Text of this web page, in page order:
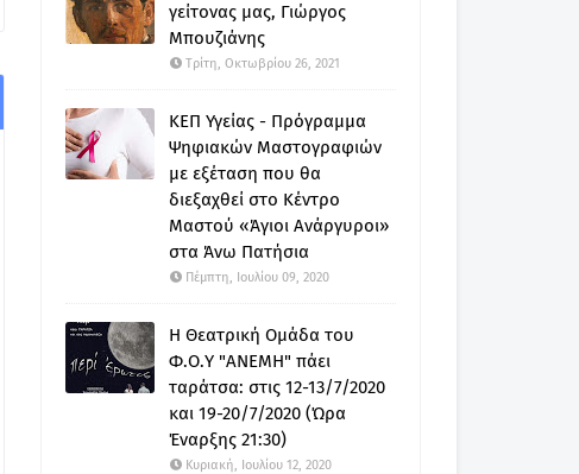
γείτονας μας, Γιώργος
Μπουζιάνης
Τρίτη, Οκτωβρίου 26, 2021
ΚΕΠ Υγείας - Πρόγραμμα
Ψηφιακών Μαστογραφιών
με εξέταση που θα
διεξαχθεί στο Κέντρο
Μαστού «Άγιοι Ανάργυροι»
στα Άνω Πατήσια
Πέμπτη, Ιουλίου 09, 2020
Η Θεατρική Ομάδα του
Φ.Ο.Υ "ΑΝΕΜΗ" πάει
ταράτσα: στις 12-13/7/2020
και 19-20/7/2020 (Ώρα
Έναρξης 21:30)
Κυριακή, Ιουλίου 12, 2020